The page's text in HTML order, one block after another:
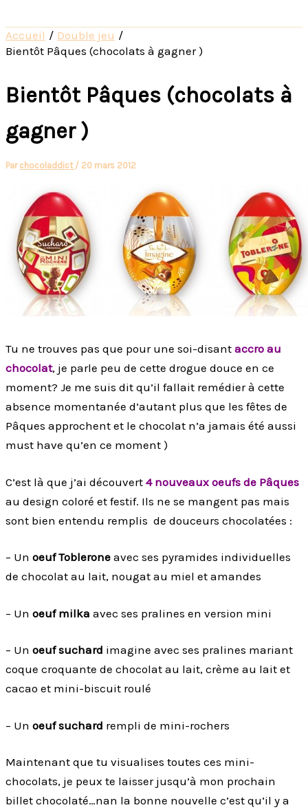
Accueil
Double jeu
Bientôt Pâques (chocolats à gagner )
Bientôt Pâques (chocolats à
gagner )
Par chocoladdict / 20 mars 2012
Tu ne trouves pas que pour une soi-disant accro au
chocolat, je parle peu de cette drogue douce en ce
moment? Je me suis dit qu’il fallait remédier à cette
absence momentanée d’autant plus que les fêtes de
Pâques approchent et le chocolat n’a jamais été aussi
must have qu’en ce moment )
C’est là que j’ai découvert 4 nouveaux oeufs de Pâques
au design coloré et festif. Ils ne se mangent pas mais
sont bien entendu remplis de douceurs chocolatées :
– Un oeuf Toblerone avec ses pyramides individuelles
de chocolat au lait, nougat au miel et amandes
– Un oeuf milka avec ses pralines en version mini
– Un oeuf suchard imagine avec ses pralines mariant
coque croquante de chocolat au lait, crème au lait et
cacao et mini-biscuit roulé
– Un oeuf suchard rempli de mini-rochers
Maintenant que tu visualises toutes ces mini-
chocolats, je peux te laisser jusqu’à mon prochain
billet chocolaté…nan la bonne nouvelle c’est qu’il y a